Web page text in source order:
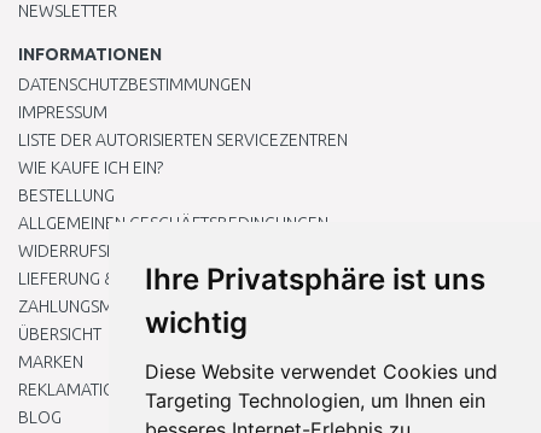
Ihre Privatsphäre ist uns
wichtig
Diese Website verwendet Cookies und
Targeting Technologien, um Ihnen ein
NEWSLETTER
INFORMATIONEN
DATENSCHUTZBESTIMMUNGEN
IMPRESSUM
LISTE DER AUTORISIERTEN SERVICEZENTREN
WIE KAUFE ICH EIN?
BESTELLUNG
ALLGEMEINEN GESCHÄFTSBEDINGUNGEN
WIDERRUFSRECHT
LIEFERUNG & ZAHLUNG
ZAHLUNGSMETHODEN
ÜBERSICHT
MARKEN
REKLAMATIONEN UND RETOUREN
BLOG